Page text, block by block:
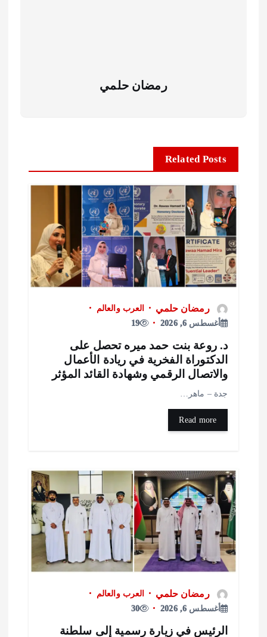
رمضان حلمي
Related Posts
رمضان حلمي
العرب والعالم
19
روعة بنت حمد ميره تحصل على
الفخرية في ريادة الأعمال
الرقمي وشهادة القائد المؤثر
– ماهر…
رمضان حلمي
العرب والعالم
أغسطس 6, 2026
30
في زيارة رسمية إلى سلطنة